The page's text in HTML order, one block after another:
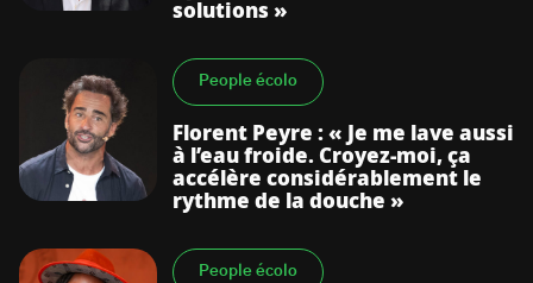
solutions »
People écolo
Florent Peyre : « Je me lave aussi
à l’eau froide. Croyez-moi, ça
accélère considérablement le
rythme de la douche »
People écolo